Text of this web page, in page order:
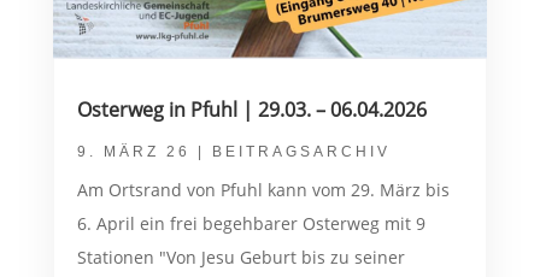
Osterweg in Pfuhl | 29.03. – 06.04.2026
9. MÄRZ 26 | BEITRAGSARCHIV
Am Ortsrand von Pfuhl kann vom 29. März bis
6. April ein frei begehbarer Osterweg mit 9
Stationen "Von Jesu Geburt bis zu seiner